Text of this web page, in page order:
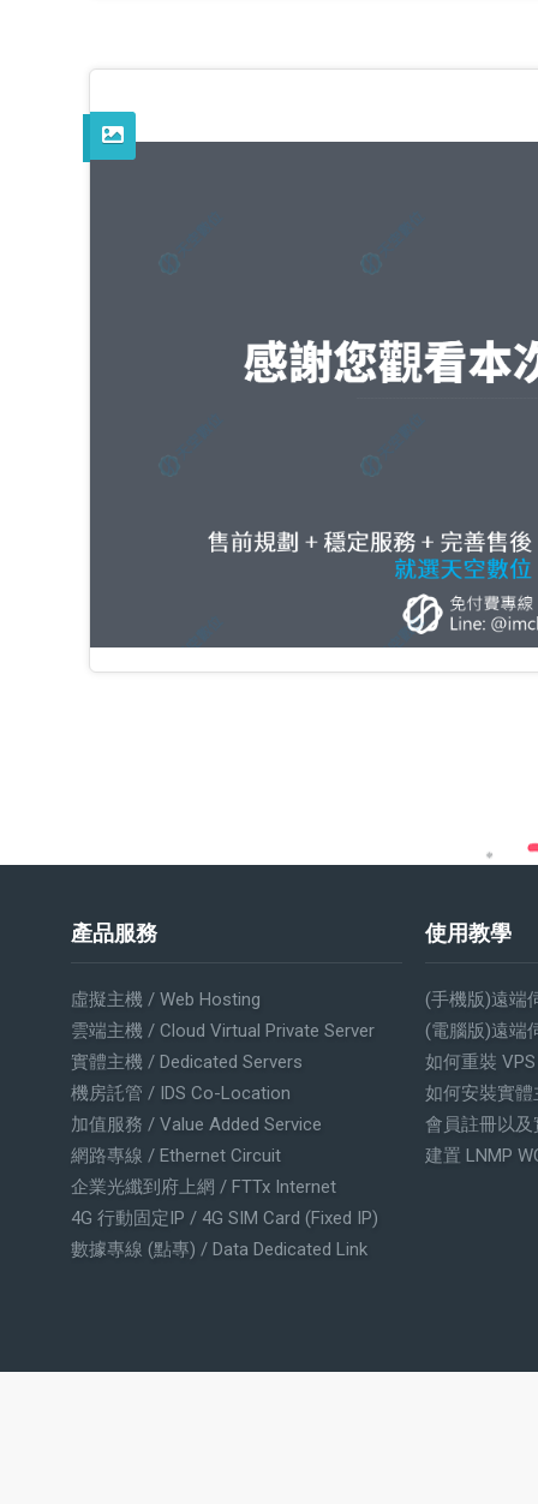
產品服務
虛擬主機 / Web Hosting
雲端主機 / Cloud Virtual Private Server
實體主機 / Dedicated Servers
機房託管 / IDS Co-Location
加值服務 / Value Added Service
網路專線 / Ethernet Circuit
企業光纖到府上網 / FTTx Internet
4G 行動固定IP / 4G SIM Card (Fixed IP)
數據專線 (點專) / Data Dedicated Link
使用教學
(手機版)遠端
(電腦版)遠端
如何重裝
如何安裝實體
會員註冊以
建置 LNMP